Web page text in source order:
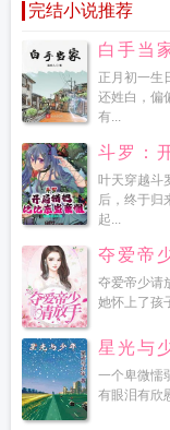
完结小说推荐
白手当
正月初一生
还姓白，偏
有...
斗罗：
叶天穿越斗
后，终于归
起...
夺爱帝
夺爱帝少请
她怀上了孩
星光与
一个卑微懦
有眼泪有欣